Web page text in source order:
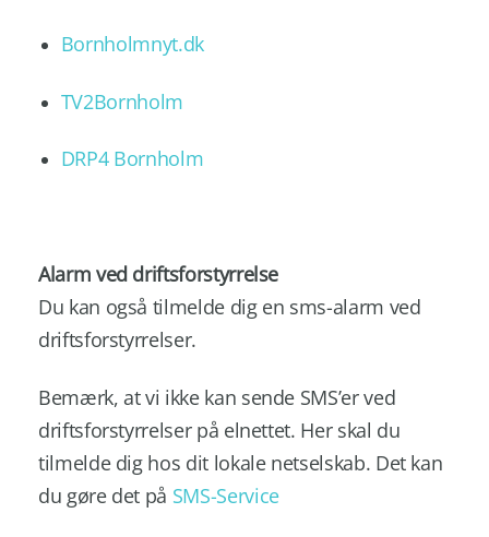
Bornholmnyt.dk
TV2Bornholm
DRP4 Bornholm
Alarm ved driftsforstyrrelse
Du kan også tilmelde dig en sms-alarm ved
driftsforstyrrelser.
Bemærk, at vi ikke kan sende SMS’er ved
driftsforstyrrelser på elnettet. Her skal du
tilmelde dig hos dit lokale netselskab. Det kan
du gøre det på SMS-Service